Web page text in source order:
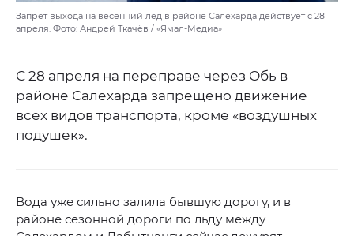
Запрет выхода на весенний лед в районе Салехарда действует с 28
апреля. Фото: Андрей Ткачёв / «Ямал-Медиа»
С 28 апреля на переправе через Обь в
районе Салехарда запрещено движение
всех видов транспорта, кроме «воздушных
подушек».
Вода уже сильно залила бывшую дорогу, и в
районе сезонной дороги по льду между